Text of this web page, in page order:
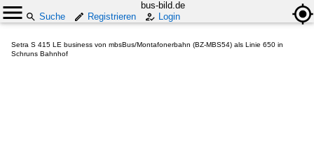
bus-bild.de
Suche
Registrieren Login
Setra S 415 LE business von mbsBus/Montafonerbahn (BZ-MBS54) als Linie 650 in
Schruns Bahnhof